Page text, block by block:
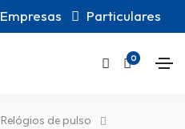
Empresas Particulares
0
Relógios de pulso